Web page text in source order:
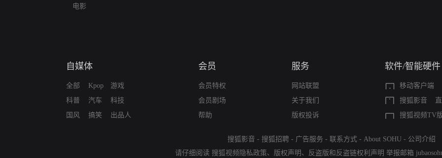
电影
自媒体
全部
科普
国风
Kpop
汽车
搞笑
游戏
科技
出品人
会员
会员特权
会员剧场
帮助
服务
网站联盟
关于我们
版权投诉
软件/智能硬件
移动客户端
搜狐影音
搜狐视频TV
搜狐影音 - 搜狐招聘 - 广告服务 - 联系方式 - About SOHU - 公司介绍
请仔细阅读 搜狐视频隐私政策、 版权声明 、 反盗版和反盗链权利声明 举报邮箱